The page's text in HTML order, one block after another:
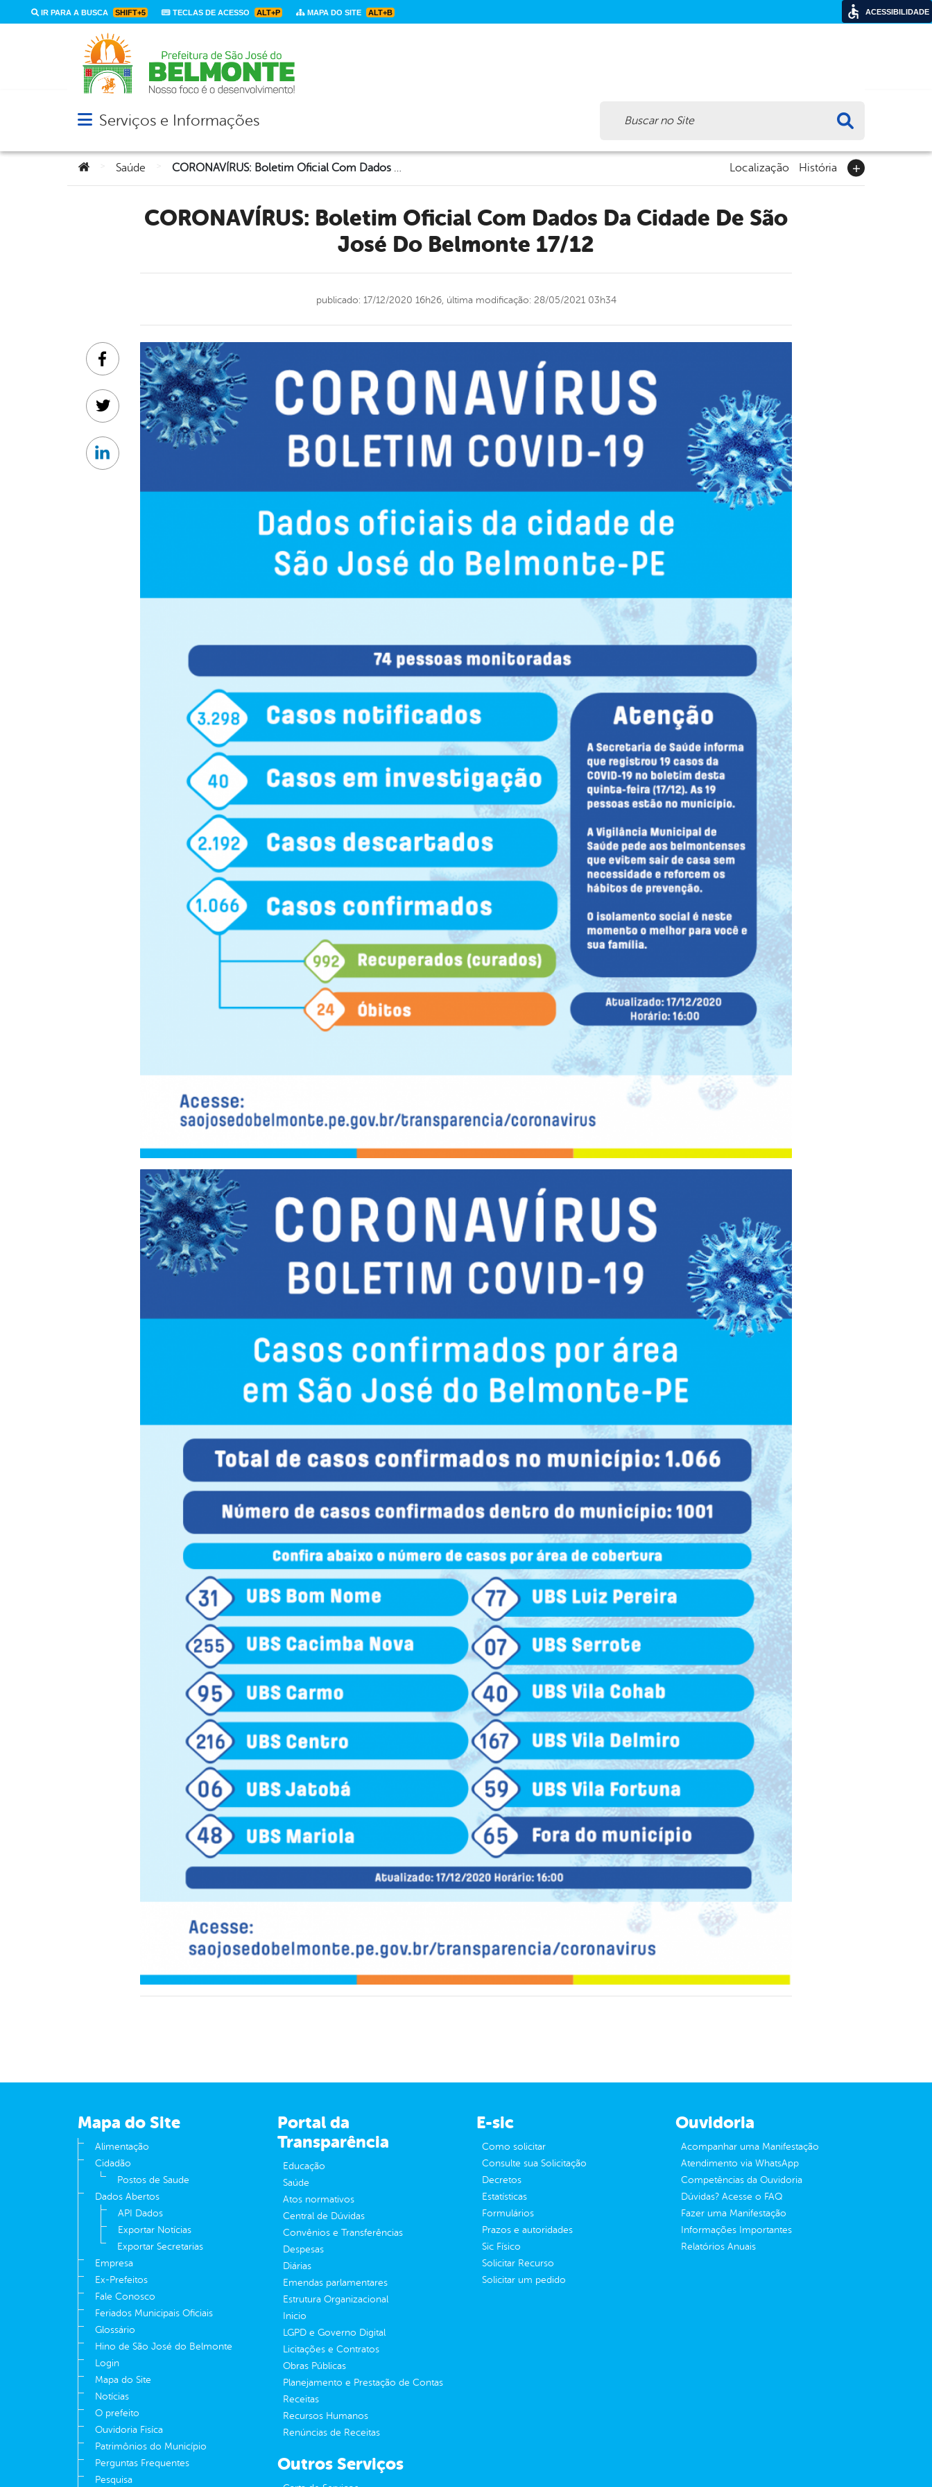
IR PARA A BUSCA SHIFT+5 TECLAS DE ACESSO ALT+P MAPA DO SITE ALT+B
Abrir menu principal de navegação
Serviços e Informações
Você está aqui:
Saúde CORONAVÍRUS: Boletim Oficial Com Dados Da Cidade De São José Do Belmonte 17/12 Localização História
CORONAVÍRUS: Boletim Oficial Com Dados Da Cidade De São
José Do Belmonte 17/12
publicado: 17/12/2020 16h26, última modificação: 28/05/2021 03h34
Facebook
Twitter
Linkedin
Mapa do Site
Alimentação
Cidadão
Postos de Saude
Dados Abertos
API Dados
Exportar Notícias
Exportar Secretarias
Empresa
Ex-Prefeitos
Fale Conosco
Feriados Municipais Oficiais
Glossário
Hino de São José do Belmonte
Login
Mapa do Site
Notícias
O prefeito
Ouvidoria Fisíca
Patrimônios do Município
Perguntas Frequentes
Pesquisa
Portal da
Transparência
Educação
Saúde
Atos normativos
Central de Dúvidas
Convênios e Transferências
Despesas
Diárias
Emendas parlamentares
Estrutura Organizacional
Inicio
LGPD e Governo Digital
Licitações e Contratos
Obras Públicas
Planejamento e Prestação de Contas
Receitas
Recursos Humanos
Renúncias de Receitas
E-sic
Como solicitar
Consulte sua Solicitação
Decretos
Estatísticas
Formulários
Prazos e autoridades
Sic Físico
Solicitar Recurso
Solicitar um pedido
Ouvidoria
Acompanhar uma Manifestação
Atendimento via WhatsApp
Competências da Ouvidoria
Dúvidas? Acesse o FAQ
Fazer uma Manifestação
Informações Importantes
Relatórios Anuais
Outros Serviços
ACESSIBILIDADE